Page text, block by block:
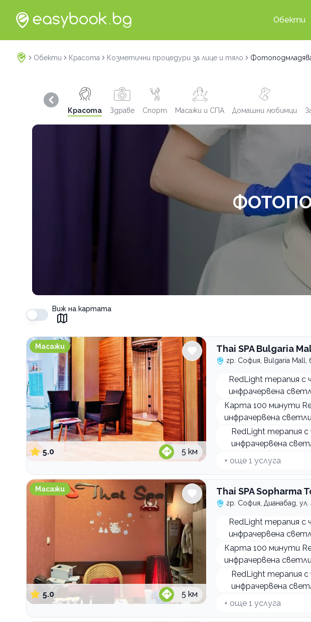
Обекти
Обекти Красота Козметични процедури за лице и тяло
Красота Здраве Спорт Масажи и СПА Домашни любимци
Previous slide
Виж на картата
Thai SPA Bulgaria Mall
Масажи
5.0 5 км
Thai SPA Bulgaria
гр. София, Bulgaria Mall,
RedLight терапия с
инфрачервена
Карта 100 минути
инфрачервена
RedLight терапия с
инфрачервена
+ още 1 услуга
Thai SPA Sopharma Towers
Масажи
5.0 5 км
Thai SPA Sopharma
гр. София, Дианабад,
RedLight терапия с
инфрачервена
Карта 100 минути
инфрачервена
RedLight терапия с
инфрачервена
+ още 1 услуга